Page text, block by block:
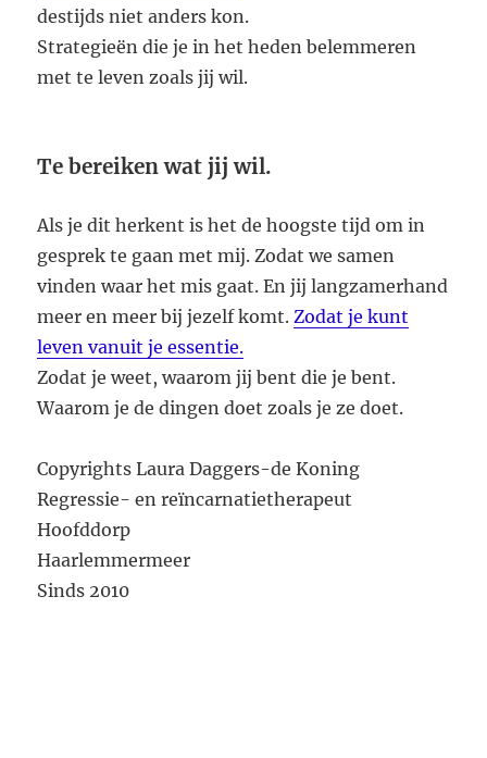
destijds niet anders kon.
Strategieën die je in het heden belemmeren
met te leven zoals jij wil.
Te bereiken wat jij wil.
Als je dit herkent is het de hoogste tijd om in
gesprek te gaan met mij. Zodat we samen
vinden waar het mis gaat. En jij langzamerhand
meer en meer bij jezelf komt. Zodat je kunt
leven vanuit je essentie.
Zodat je weet, waarom jij bent die je bent.
Waarom je de dingen doet zoals je ze doet.
Copyrights Laura Daggers-de Koning
Regressie- en reïncarnatietherapeut
Hoofddorp
Haarlemmermeer
Sinds 2010